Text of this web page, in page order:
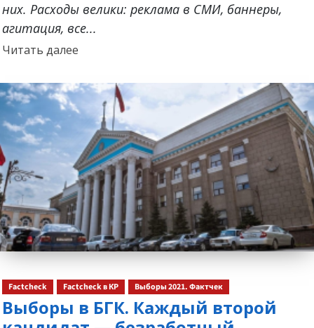
них. Расходы велики: реклама в СМИ, баннеры,
агитация, все...
Читать далееПрочитать
о
Factcheck Factcheck в КР Выборы 2021. Фактчек
Выборы в БГК. Каждый второй